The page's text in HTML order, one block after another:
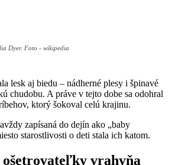
Dyer. Foto - wikipedia
lesk aj biedu – nádherné plesy i špinavé
chudobu. A práve v tejto dobe sa odohral
ktorý šokoval celú krajinu.
zapísaná do dejín ako „baby
starostlivosti o deti stala ich katom.
vrahyňa